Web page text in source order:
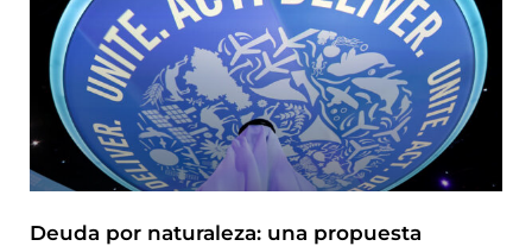
Deuda por naturaleza: una propuesta